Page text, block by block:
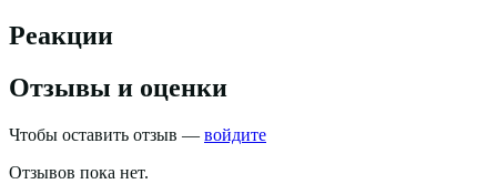
Реакции
Отзывы и оценки
Чтобы оставить отзыв — войдите
Отзывов пока нет.